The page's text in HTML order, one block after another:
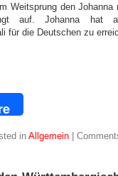
Weitsprung den
auf. Johanna hat
für die Deutschen zu
inAllgemein|